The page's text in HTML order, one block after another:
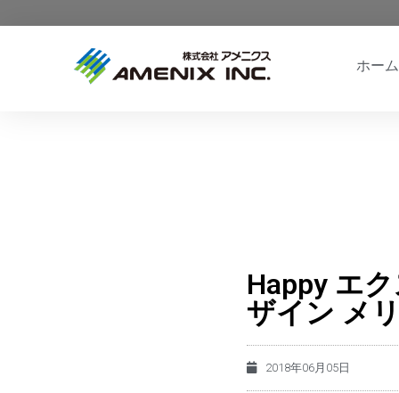
ホーム
Happy エ
ザイン メ
2018年06月05日